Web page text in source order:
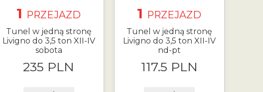
1 PRZEJAZD
Tunel w jedną stronę
Livigno do 3,5 ton XII-IV
sobota
235 PLN
1 PRZEJAZD
Tunel w jedną stronę
Livigno do 3,5 ton XII-IV
nd-pt
117.5 PLN